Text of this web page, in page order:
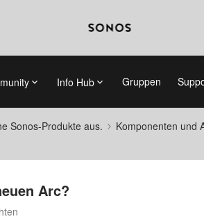
Info Hub Gruppen
Sonos-Produkte aus.
Komponenten und
Arc?